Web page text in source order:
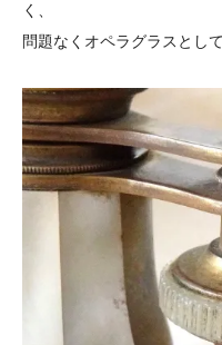
く、
問題なくオペラグラスとし